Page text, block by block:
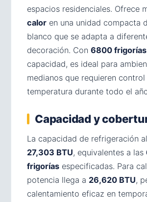
espacios residenciales. Ofrece
calor en una unidad compacta
blanco que se adapta a
decoración. Con 6800 frigorías
capacidad, es ideal para
medianos que requieren control
temperatura durante todo el
Capacidad y
La capacidad de refrigeración
27,303 BTU, equivalentes a las
frigorías especificadas. Para
potencia llega a 26,620 BTU,
calentamiento eficaz en